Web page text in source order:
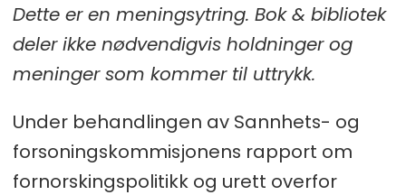
Dette er en meningsytring. Bok & bibliotek
deler ikke nødvendigvis holdninger og
meninger som kommer til uttrykk.
Under behandlingen av Sannhets- og
forsoningskommisjonens rapport om
fornorskingspolitikk og urett overfor